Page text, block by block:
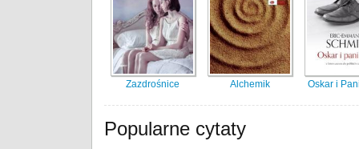
Zazdrośnice Alchemik Oskar i
Popularne cytaty